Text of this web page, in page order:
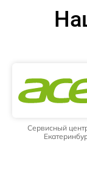
Сервисный